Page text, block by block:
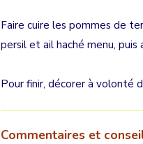
Faire cuire les pommes de
persil et ail haché menu,
Pour finir, décorer à volonté
Commentaires et